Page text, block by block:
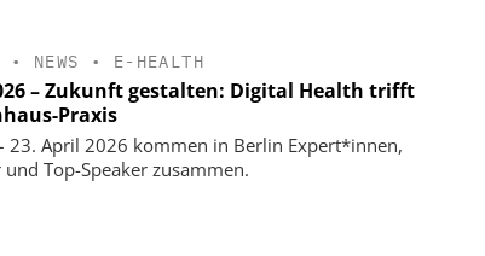
• NEWS • E-HEALTH
– Zukunft gestalten: Digital Health trifft
Praxis
23. April 2026 kommen in Berlin Expert*innen,
und Top-Speaker zusammen.